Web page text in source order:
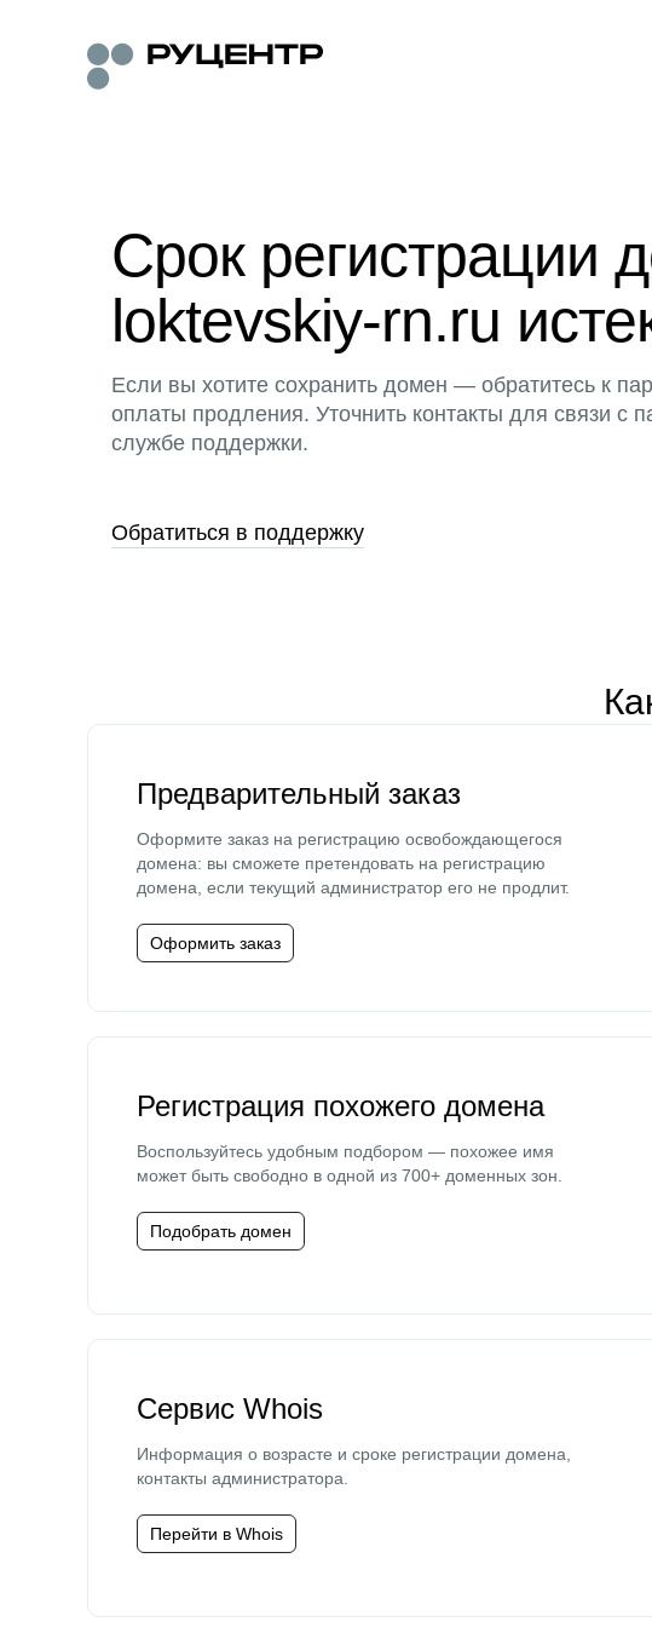
Срок регистрации
loktevskiy-rn.ru
Если вы хотите сохранить домен — обратитесь к
оплаты продления. Уточнить контакты для связи с
службе поддержки.
Обратиться в поддержку
Предварительный заказ
Оформите заказ на регистрацию освобождающегося
домена: вы сможете претендовать на регистрацию
домена, если текущий администратор его не продлит.
Оформить заказ
Регистрация похожего домена
Воспользуйтесь удобным подбором — похожее имя
может быть свободно в одной из 700+ доменных зон.
Подобрать домен
Сервис Whois
Информация о возрасте и сроке регистрации домена,
контакты администратора.
Перейти в Whois